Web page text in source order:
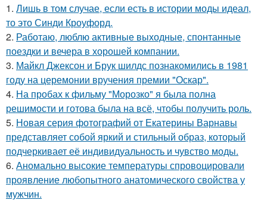
1. Лишь в том случае, если есть в истории моды идеал,
то это Синди Кроуфорд.
2. Работаю, люблю активные выходные, спонтанные
поездки и вечера в хорошей компании.
3. Майкл Джексон и Брук шилдс познакомились в 1981
году на церемонии вручения премии "Оскар".
4. На пробах к фильму "Морозко" я была полна
решимости и готова была на всё, чтобы получить роль.
5. Новая серия фотографий от Екатерины Варнавы
представляет собой яркий и стильный образ, который
подчеркивает её индивидуальность и чувство моды.
6. Аномально высокие температуры спровоцировали
проявление любопытного анатомического свойства у
мужчин.